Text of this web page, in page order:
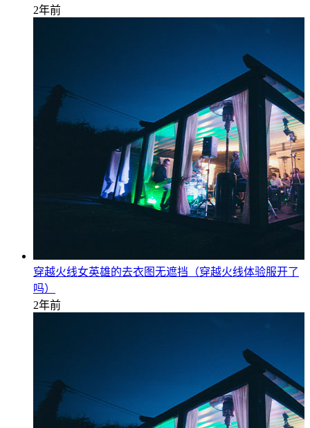
2年前
穿越火线女英雄的去衣图无遮挡（穿越火线体验服开了
吗）
2年前